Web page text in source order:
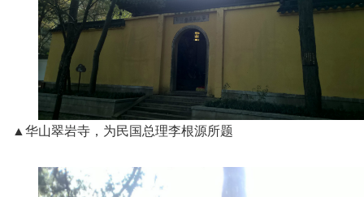
▲华山翠岩寺，为民国总理李根源所题